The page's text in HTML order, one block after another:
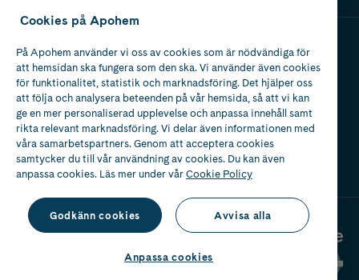
Apotek med tillstånd
av Läkemedelsverket
Cookies på Apohem
På Apohem använder vi oss av cookies som är nödvändiga för
att hemsidan ska fungera som den ska. Vi använder även cookies
för funktionalitet, statistik och marknadsföring. Det hjälper oss
att följa och analysera beteenden på vår hemsida, så att vi kan
ge en mer personaliserad upplevelse och anpassa innehåll samt
rikta relevant marknadsföring. Vi delar även informationen med
våra samarbetspartners. Genom att acceptera cookies
samtycker du till vår användning av cookies. Du kan även
anpassa cookies. Läs mer under vårCookie Policy
Godkänn cookies Avvisa alla
Anpassa cookies